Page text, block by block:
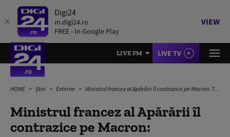
Digi24
m.digi24.ro
FREE - In Google Play
VIEW
LIVE FM LIVE TV
HOME Știri Externe Ministrul francez al Apărării îl contrazice pe Macron: Trimiterea de trupe în Ucraina nu este avută în vedere
Ministrul francez al Apărării îl
contrazice pe Macron: